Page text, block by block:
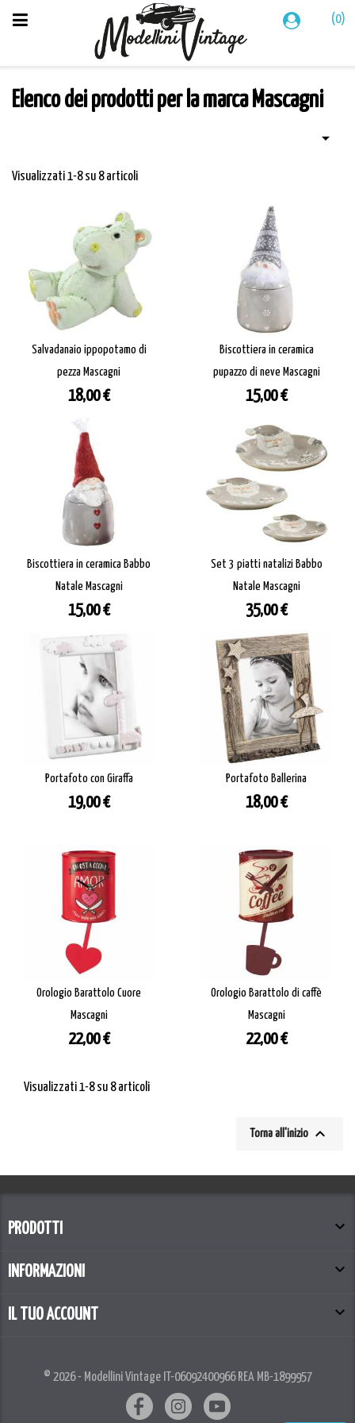
(0)
Elenco dei prodotti per la marca Mascagni

Visualizzati 1-8 su 8 articoli
Salvadanaio ippopotamo di
pezza Mascagni
Prezzo
18,00 €
Biscottiera in ceramica
pupazzo di neve Mascagni
Prezzo
15,00 €
Biscottiera in ceramica Babbo
Natale Mascagni
Prezzo
15,00 €
Set 3 piatti natalizi Babbo
Natale Mascagni
Prezzo
35,00 €
Portafoto con Giraffa
Prezzo
19,00 €
Portafoto Ballerina
Prezzo
18,00 €
Orologio Barattolo Cuore
Mascagni
Prezzo
22,00 €
Orologio Barattolo di caffè
Mascagni
Prezzo
22,00 €
Visualizzati 1-8 su 8 articoli
Torna all'inizio 
PRODOTTI 
INFORMAZIONI 
IL TUO ACCOUNT 
© 2026 - Modellini Vintage IT-06092400966 REA MB-1899957